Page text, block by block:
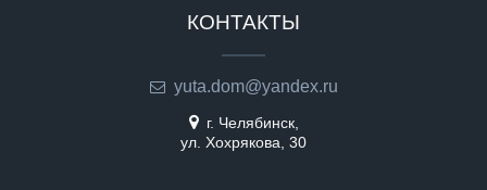
КОНТАКТЫ
yuta.dom@yandex.ru
г. Челябинск,
ул. Хохрякова, 30